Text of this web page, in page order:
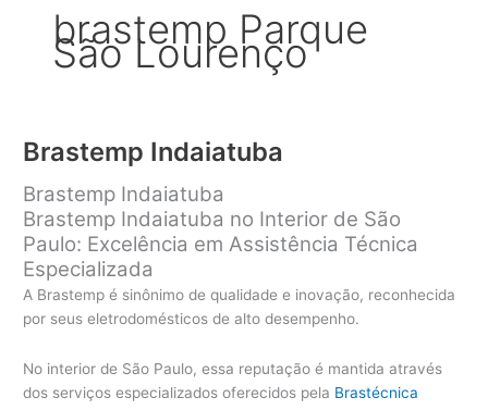
brastemp Parque
São Lourenço
Brastemp Indaiatuba
Brastemp Indaiatuba
Brastemp Indaiatuba no Interior de São
Paulo: Excelência em Assistência Técnica
Especializada
A Brastemp é sinônimo de qualidade e inovação, reconhecida
por seus eletrodomésticos de alto desempenho.
No interior de São Paulo, essa reputação é mantida através
dos serviços especializados oferecidos pela Brastécnica